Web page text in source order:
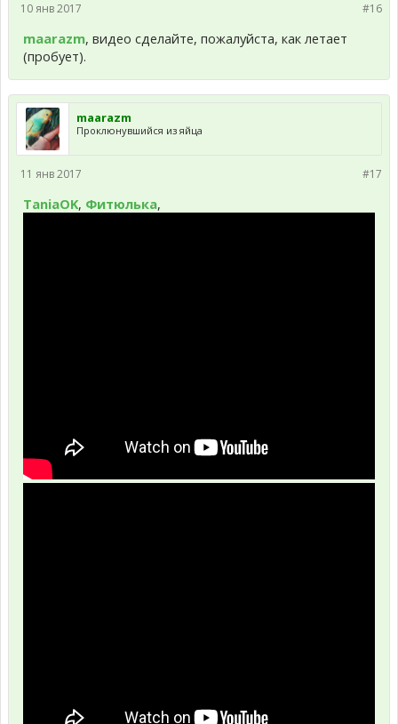
#16
10 янв 2017
maarazm, видео сделайте, пожалуйста, как летает
(пробует).
maarazm
Проклюнувшийся из яйца
#17
11 янв 2017
TaniaOK, Фитюлька,